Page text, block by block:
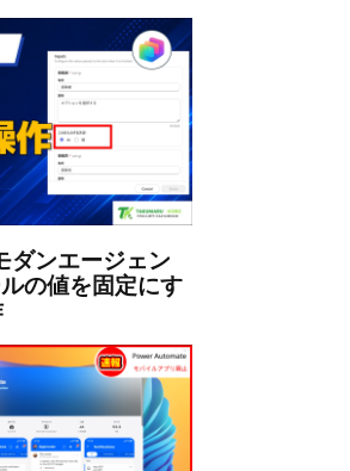
ダンエージェン
の値を固定にす